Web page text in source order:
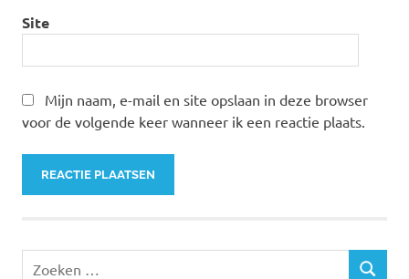
Site
Mijn naam, e-mail en site opslaan in deze browser
voor de volgende keer wanneer ik een reactie plaats.